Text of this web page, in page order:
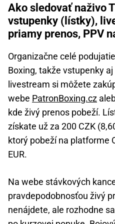
Ako sledovať naživo
vstupenky (lístky),
priamy prenos, PPV
Organizačne celé
Boxing, takže vstupenky
livestream si môžete
webe PatronBoxing.cz
kde živý prenos pobeží.
získate už za 200 CZK
ktorý pobeží na platforme
EUR.
Na webe stávkových
pravdepodobnosťou živý
nenájdete, ale rozhodne